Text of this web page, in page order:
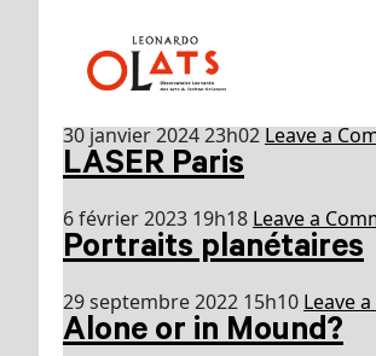
Category
Une autre planète
30 janvier 2024 23h02Leave a
LASER Paris
6 février 2023 19h18 Leave a
Portraits planétaires
29 septembre 2022 15h10 Leave
Alone or in Mound?